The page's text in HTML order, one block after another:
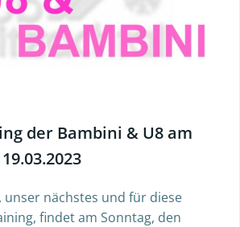
der Bambini & U8 am
unser nächstes und für diese
findet am Sonntag, den